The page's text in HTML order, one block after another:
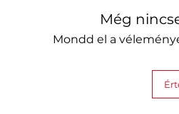
Még
Mondd el a